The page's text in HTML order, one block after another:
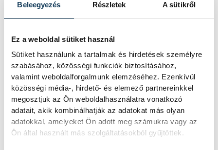
Beleegyezés Részletek A sütikről
Ez a weboldal sütiket használ
Sütiket használunk a tartalmak és hirdetések személyre
szabásához, közösségi funkciók biztosításához,
valamint weboldalforgalmunk elemzéséhez. Ezenkívül
közösségi média-, hirdető- és elemező partnereinkkel
megosztjuk az Ön weboldalhasználatra vonatkozó
adatait, akik kombinálhatják az adatokat más olyan
adatokkal, amelyeket Ön adott meg számukra vagy az
Ön által használt más szolgáltatásokból gyűjtöttek.